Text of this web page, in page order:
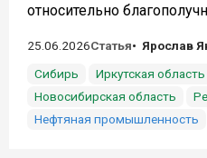
относительно
25.06.2026Статья
Ярослав
Сибирь
Иркутская область
Новосибирская область
Нефтяная промышленность